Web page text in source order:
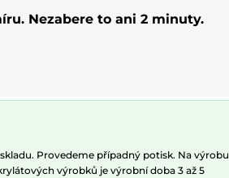
Nezabere to ani 2 minuty.
Provedeme případný potisk. Na výrobu
výrobků je výrobní doba 3 až 5